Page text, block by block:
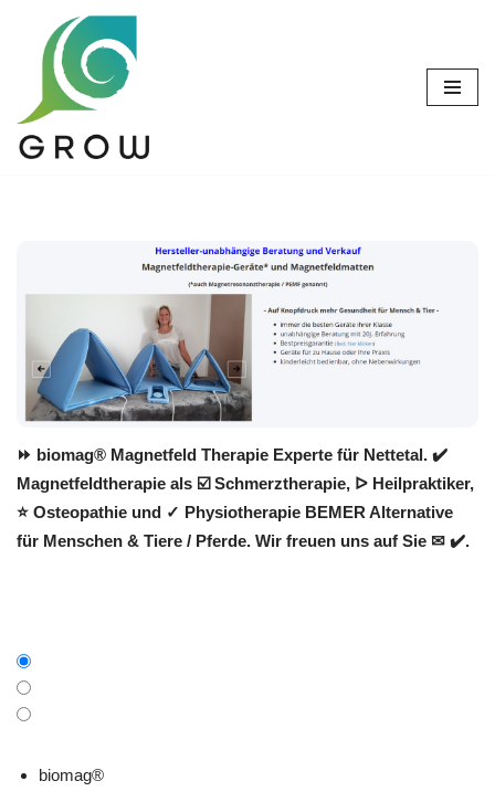
Zum
springen
⏩ biomag® Magnetfeld Therapie Experte für Nettetal. ✔️
Magnetfeldtherapie als ☑️ Schmerztherapie, ᐅ Heilpraktiker,
⭐ Osteopathie und ✓ Physiotherapie BEMER Alternative
für Menschen & Tiere / Pferde. Wir freuen uns auf Sie ✉ ✔️.
biomag®